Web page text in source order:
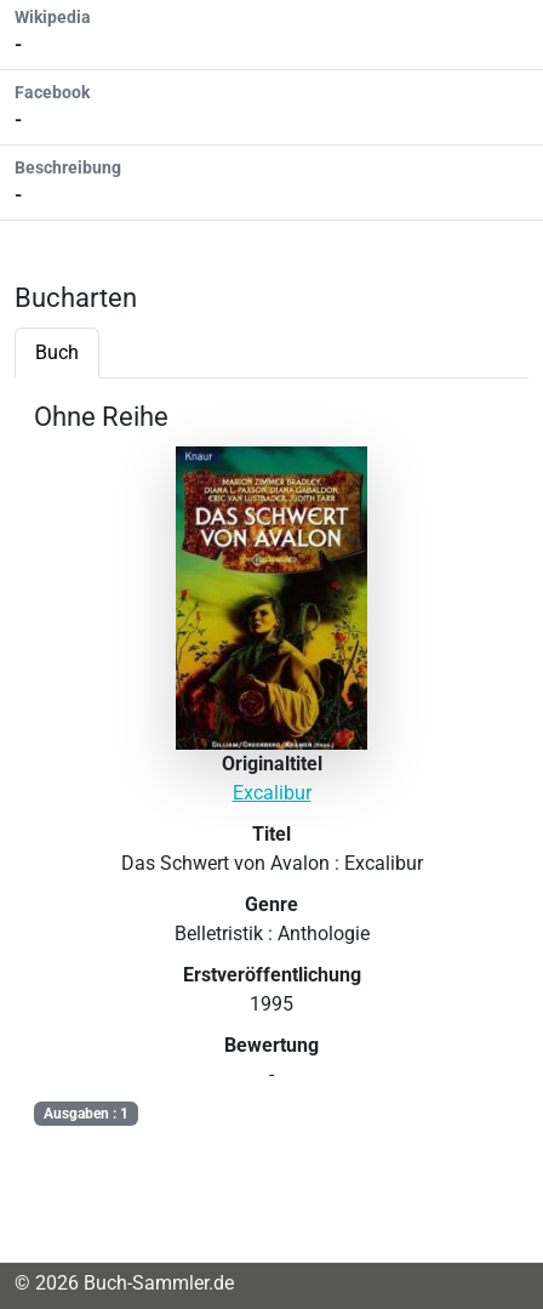
Wikipedia
-
Facebook
-
Beschreibung
-
Bucharten
Buch
Ohne Reihe
Originaltitel
Excalibur
Titel
Das Schwert von Avalon : Excalibur
Genre
Belletristik : Anthologie
Erstveröffentlichung
1995
Bewertung
-
Ausgaben : 1
© 2026 Buch-Sammler.de